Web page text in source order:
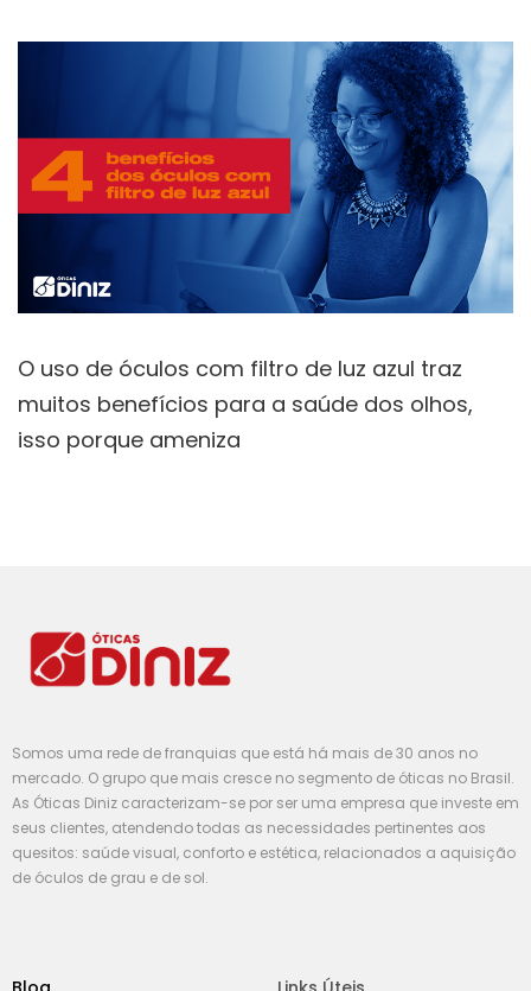
O uso de óculos com filtro de luz azul traz
muitos benefícios para a saúde dos olhos,
isso porque ameniza
Somos uma rede de franquias que está há mais de 30 anos no
mercado. O grupo que mais cresce no segmento de óticas no Brasil.
As Óticas Diniz caracterizam-se por ser uma empresa que investe em
seus clientes, atendendo todas as necessidades pertinentes aos
quesitos: saúde visual, conforto e estética, relacionados a aquisição
de óculos de grau e de sol.